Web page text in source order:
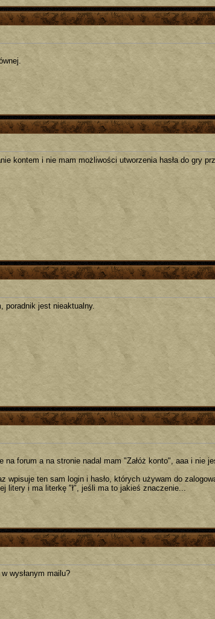
kontem i nie mam możliwości utworzenia hasła do gry
poradnik jest nieaktualny.
na forum a na stronie nadal mam "Załóż konto", aaa i nie
wpisuje ten sam login i hasło, których używam do
litery i ma literkę "ł", jeśli ma to jakieś znaczenie...
wysłanym mailu?